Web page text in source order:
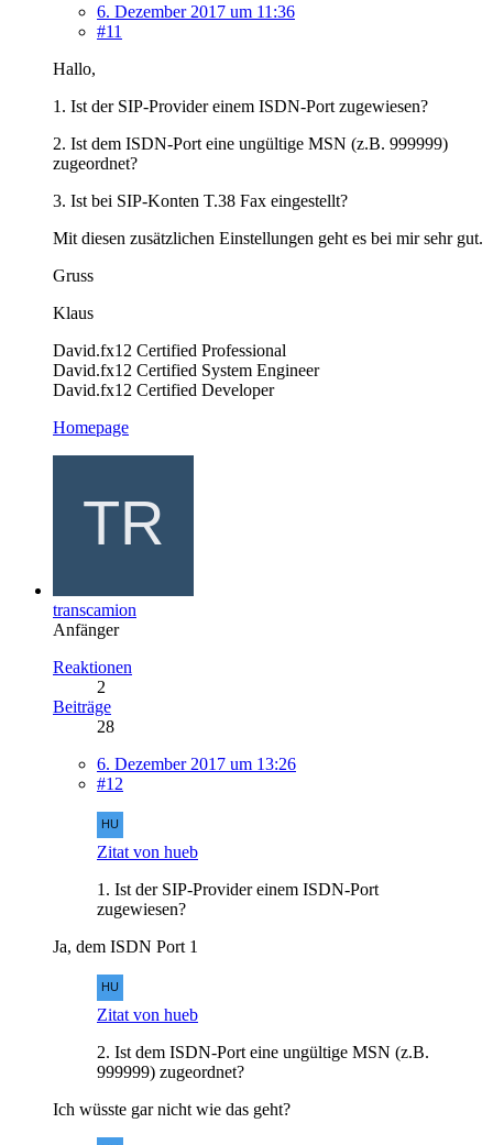
6. Dezember 2017 um 11:36
#11
Hallo,
1. Ist der SIP-Provider einem ISDN-Port zugewiesen?
2. Ist dem ISDN-Port eine ungültige MSN (z.B. 999999)
zugeordnet?
3. Ist bei SIP-Konten T.38 Fax eingestellt?
Mit diesen zusätzlichen Einstellungen geht es bei mir sehr gut.
Gruss
Klaus
David.fx12 Certified Professional
David.fx12 Certified System Engineer
David.fx12 Certified Developer
Homepage
transcamion
Anfänger
Reaktionen
2
Beiträge
28
6. Dezember 2017 um 13:26
#12
Zitat von hueb
1. Ist der SIP-Provider einem ISDN-Port
zugewiesen?
Ja, dem ISDN Port 1
Zitat von hueb
2. Ist dem ISDN-Port eine ungültige MSN (z.B.
999999) zugeordnet?
Ich wüsste gar nicht wie das geht?